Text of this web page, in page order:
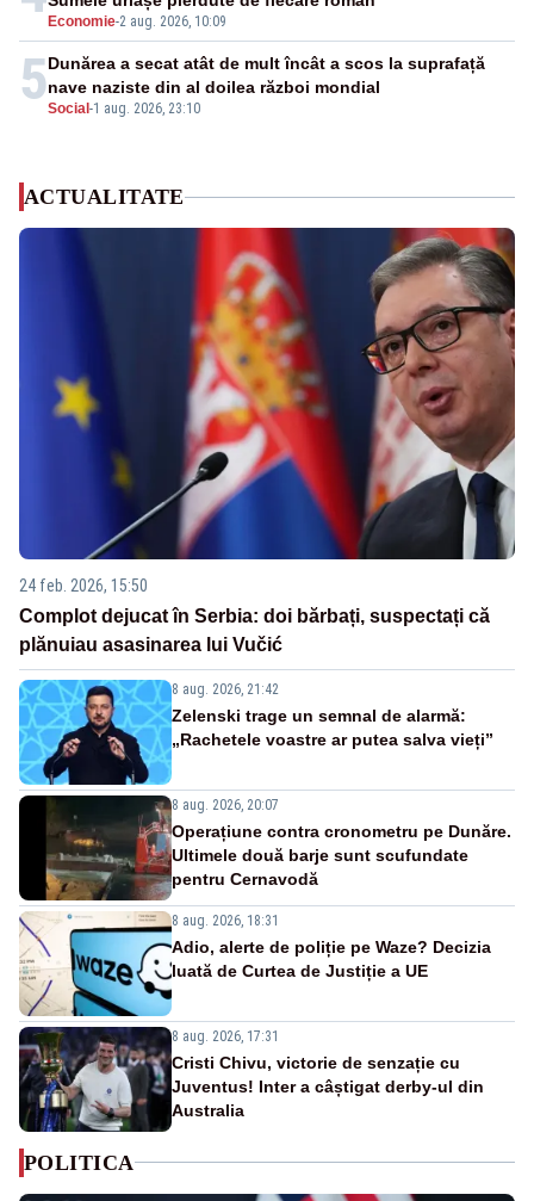
Economie-2 aug. 2026, 10:09
5Social -1 aug. 2026, 23:10
Dunărea a secat atât de mult încât a scos la suprafață
nave naziste din al doilea război mondial
ACTUALITATE
24 feb. 2026, 15:50
Complot dejucat în Serbia: doi bărbați, suspectați că
plănuiau asasinarea lui Vučić
8 aug. 2026, 21:42
Zelenski trage un semnal de alarmă:
„Rachetele voastre ar putea salva vieți”
8 aug. 2026, 20:07
Operațiune contra cronometru pe Dunăre.
Ultimele două barje sunt scufundate
pentru Cernavodă
8 aug. 2026, 18:31
Adio, alerte de poliție pe Waze? Decizia
luată de Curtea de Justiție a UE
8 aug. 2026, 17:31
Cristi Chivu, victorie de senzație cu
Juventus! Inter a câștigat derby-ul din
Australia
POLITICA